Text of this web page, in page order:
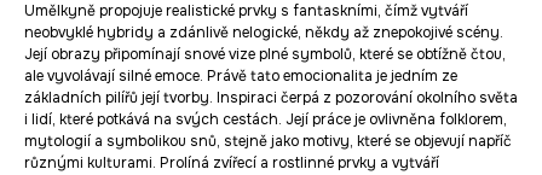
Umělkyně propojuje realistické prvky s fantaskními, čímž vytváří
neobvyklé hybridy a zdánlivě nelogické, někdy až znepokojivé scény.
Její obrazy připomínají snové vize plné symbolů, které se obtížně čtou,
ale vyvolávají silné emoce. Právě tato emocionalita je jedním ze
základních pilířů její tvorby. Inspiraci čerpá z pozorování okolního světa
i lidí, které potkává na svých cestách. Její práce je ovlivněna folklorem,
mytologií a symbolikou snů, stejně jako motivy, které se objevují napříč
různými kulturami. Prolíná zvířecí a rostlinné prvky a vytváří